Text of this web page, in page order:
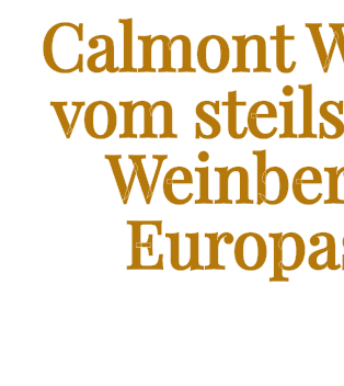
BLOG – CALMONT WINE
KONTAKT
Calmont
vom